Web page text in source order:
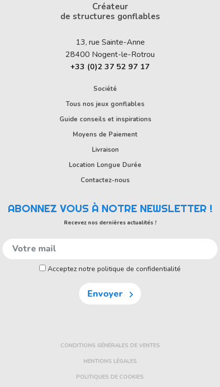
Créateur
de structures gonflables
13, rue Sainte-Anne
28400 Nogent-le-Rotrou
+33 (0)2 37 52 97 17
Société
Tous nos jeux gonflables
Guide conseils et inspirations
Moyens de Paiement
Livraison
Location Longue Durée
Contactez-nous
ABONNEZ VOUS À NOTRE NEWSLETTER !
Recevez nos dernières actualités !
Acceptez notre politique de confidentialité
Envoyer 
CONDITIONS GÉNÉRALES DE VENTES
MENTIONS LÉGALES
POLITIQUES DE COOKIES